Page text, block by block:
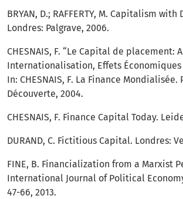
BRYAN, D.; RAFFERTY, M. Capitalism
Londres: Palgrave, 2006.
CHESNAIS, F. “Le Capital de placement:
Internationalisation, Effets Économiques
In: CHESNAIS, F. La Finance Mondialisée.
Découverte, 2004.
CHESNAIS, F. Finance Capital Today.
DURAND, C. Fictitious Capital. Londres:
FINE, B. Financialization from a Marxist
International Journal of Political
47-66, 2013.